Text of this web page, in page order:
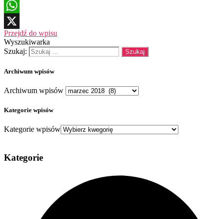
Reddit
WhatsApp
X
Przejdź do wpisu
Wyszukiwarka
Szukaj:
Archiwum wpisów
Archiwum wpisów
Kategorie wpisów
Kategorie wpisów
Kategorie